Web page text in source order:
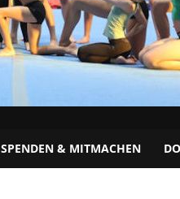
SPENDEN & MITMACHEN